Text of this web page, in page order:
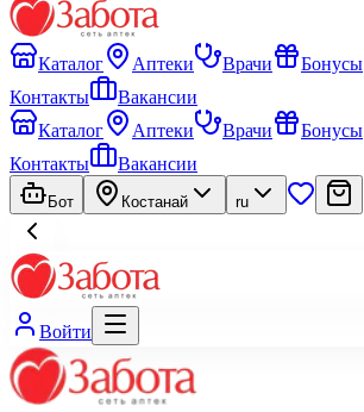
Каталог Аптеки Врачи Бонусы
Контакты
Вакансии
Каталог
Аптеки Врачи Бонусы
Контакты
Вакансии
Бот Костанай ru
Войти